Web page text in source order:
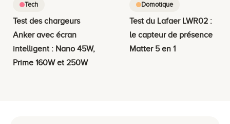
Tech
Test des chargeurs
Anker avec écran
intelligent : Nano 45W,
Prime 160W et 250W
Domotique
Test du Lafaer LWR02 :
le capteur de présence
Matter 5 en 1